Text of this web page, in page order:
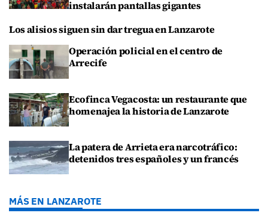
instalarán pantallas gigantes
Los alisios siguen sin dar tregua en Lanzarote
Operación policial en el centro de
Arrecife
Ecofinca Vegacosta: un restaurante que
homenajea la historia de Lanzarote
La patera de Arrieta era narcotráfico:
detenidos tres españoles y un francés
MÁS EN LANZAROTE